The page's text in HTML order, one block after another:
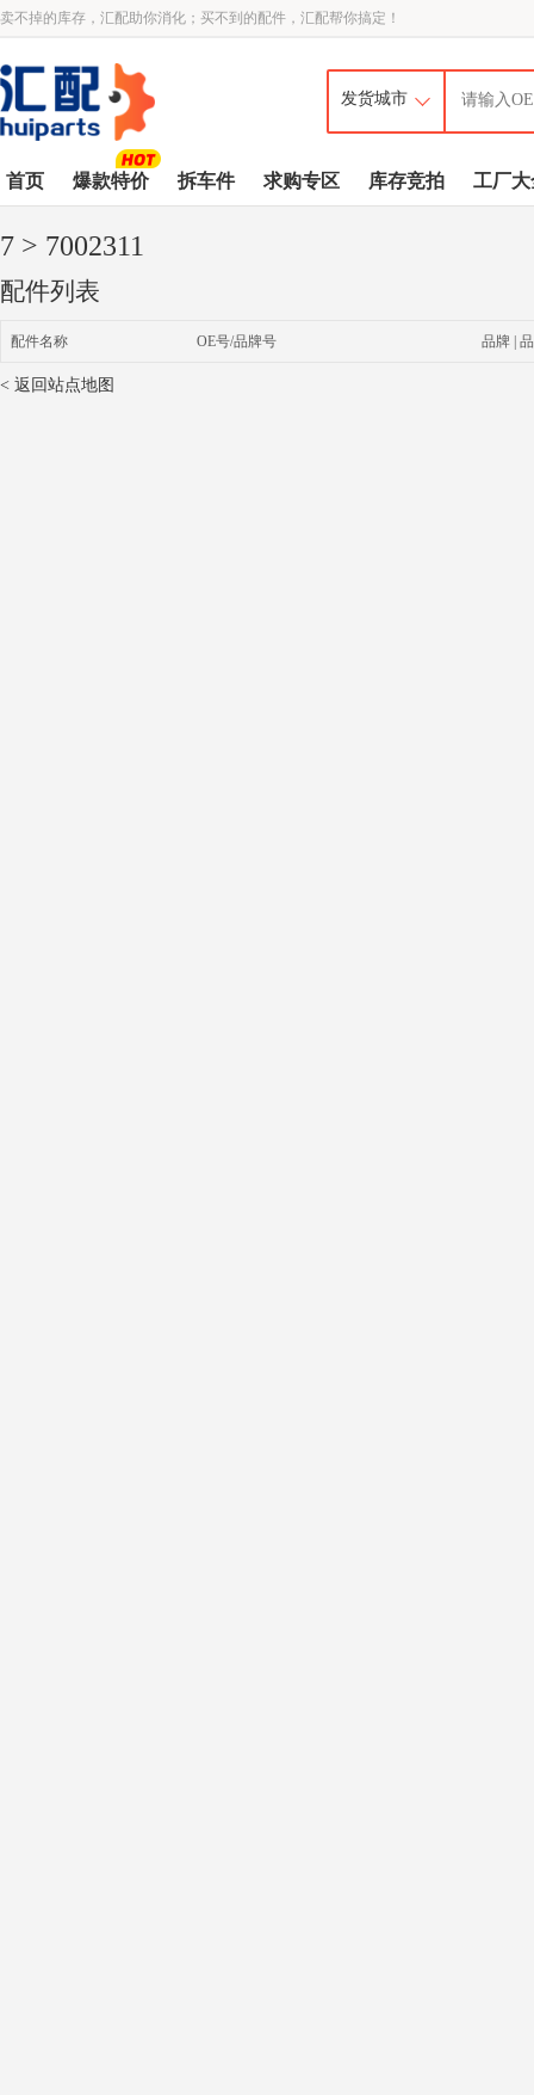
卖不掉的库存，汇配助你消化；买不到的配件，汇配帮你搞定！
首页 爆款特价 拆车件 求购专区 库存竞拍 工厂大
7 > 7002311
配件列表
配件名称 OE号/品牌号 品牌 |
< 返回站点地图